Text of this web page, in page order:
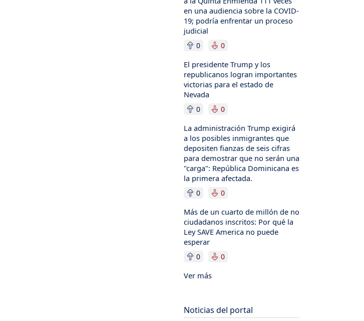
en una audiencia sobre la COVID-
19; podría enfrentar un proceso
judicial
0 0
El presidente Trump y los
republicanos logran importantes
victorias para el estado de
Nevada
0 0
La administración Trump exigirá
a los posibles inmigrantes que
depositen fianzas de seis cifras
para demostrar que no serán una
"carga": República Dominicana es
la primera afectada.
0 0
Más de un cuarto de millón de no
ciudadanos inscritos: Por qué la
Ley SAVE America no puede
esperar
0 0
Ver más
Noticias del portal